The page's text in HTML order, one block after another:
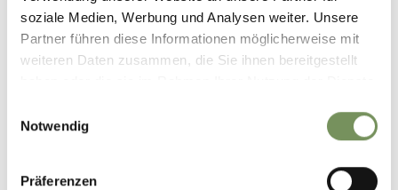
soziale Medien, Werbung und Analysen weiter. Unsere
Partner führen diese Informationen möglicherweise mit
weiteren Daten zusammen, die Sie ihnen bereitgestellt
Notwendig
Präferenzen
HERUNTERLADEN